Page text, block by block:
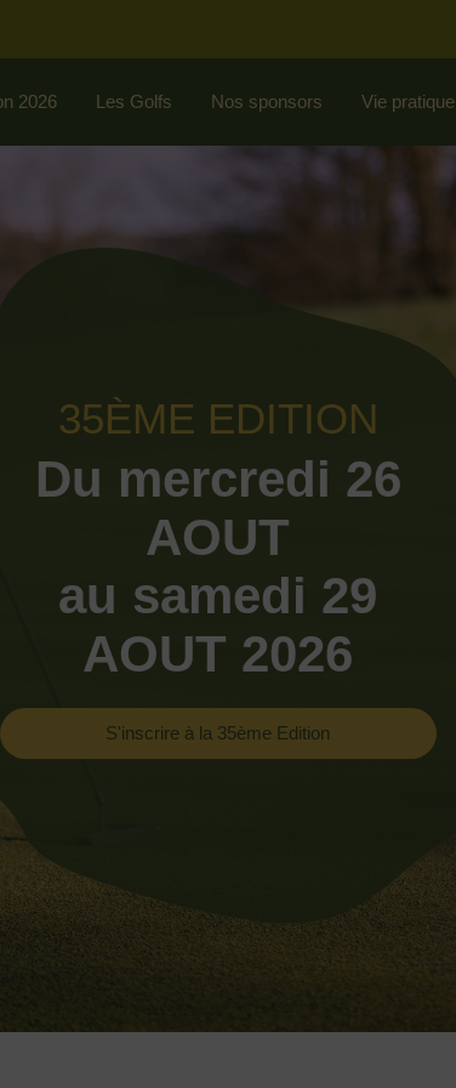
2026 Les Golfs Nos sponsors Vie pratique
35ÈME EDITION
Du mercredi 26
AOUT
au samedi 29
AOUT 2026
S'inscrire à la 35ème Edition